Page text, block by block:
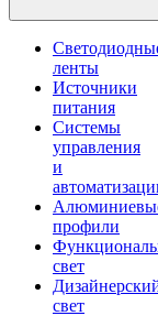
ленты
Источники
питания
Системы
управления
и
профили
свет
свет